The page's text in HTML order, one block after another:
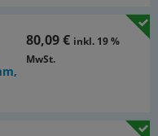
80,09 € inkl. 19 %
MwSt.